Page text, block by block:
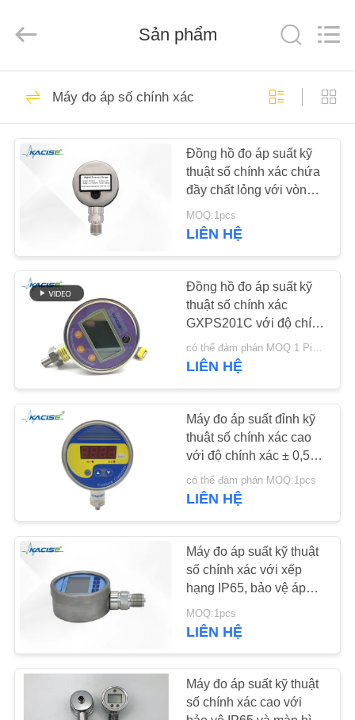
NHÀ
SẢN
PHẨM
VỀ
CHÚNG
THAM
QUAN
NHÀ
SOÁT
CHẤT
LƯỢNG
CHÚNG
Xi'an
Kacise
All
Reserved.
Cảm biến chất
lượng nước
632
Cảm biến áp suất
chính xác
802
Máy đo nồng độ
chất lỏng
939
Máy phát tín hiệu
radar
187
Sản phẩm
Máy đo áp số chính xác
Đồng hồ đo áp suất kỹ
thuật số chính xác chứa
đầy chất lỏng với vòng
đệm Fluororubber và
màng ngăn bằng thép
không gỉ 316L
MOQ:1pcs
LIÊN HỆ
Đồng hồ đo áp suất kỹ
thuật số chính xác
GXPS201C với độ chính
xác 0,05% FS và bộ ghi
dữ liệu nút cảm ứng pin
lithium 4000mAh
có thể đàm phán MOQ:1 Piece/Pieces
LIÊN HỆ
Máy đo áp suất đỉnh kỹ
thuật số chính xác cao
với độ chính xác ± 0,5%
FS 200% quá tải và màn
hình LED 4 chữ số
có thể đàm phán MOQ:1pcs
LIÊN HỆ
Máy đo áp suất kỹ thuật
số chính xác với xếp
hạng IP65, bảo vệ áp
suất cao và đèn nền
LCD lớn
MOQ:1pcs
LIÊN HỆ
Máy đo áp suất kỹ thuật
số chính xác cao với